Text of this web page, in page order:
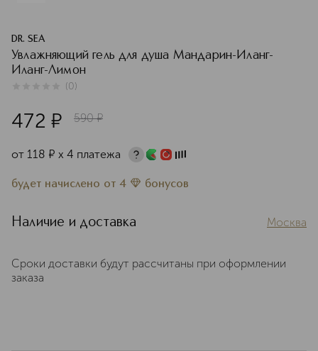
DR. SEA
Увлажняющий гель для душа Мандарин-Иланг-
Иланг-Лимон
(0)
472 ¤ 590 ¤
от 118 ¤ х 4 платежа
будет начислено от 4 бонусов
Наличие и доставка Москва
Сроки доставки будут рассчитаны при оформлении
заказа